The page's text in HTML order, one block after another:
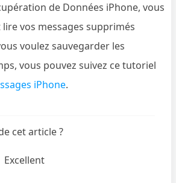
de Données iPhone, vous
vos messages supprimés
voulez sauvegarder les
vous pouvez suivez ce tutoriel
iPhone.
cet article ?
Excellent